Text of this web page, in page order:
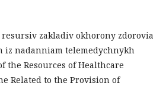
resursiv zakladiv okhorony zdorovia
iz nadanniam telemedychnykh
the Resources of Healthcare
Related to the Provision of